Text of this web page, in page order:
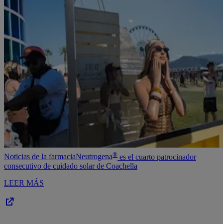
Noticias de la farmaciaNeutrogena® es el cuarto patrocinador
consecutivo de cuidado solar de Coachella
LEER MÁS